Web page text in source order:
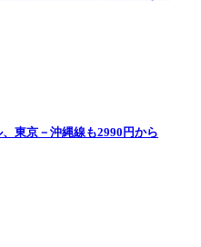
東京－沖縄線も2990円から